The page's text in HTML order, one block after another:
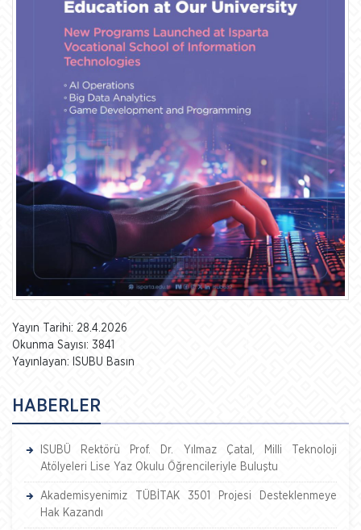
Yayın Tarihi: 28.4.2026
Okunma Sayısı: 3841
Yayınlayan: ISUBU Basın
HABERLER
ISUBÜ Rektörü Prof. Dr. Yılmaz Çatal, Milli Teknoloji
Atölyeleri Lise Yaz Okulu Öğrencileriyle Buluştu
Akademisyenimiz TÜBİTAK 3501 Projesi Desteklenmeye
Hak Kazandı